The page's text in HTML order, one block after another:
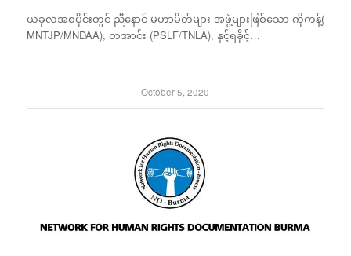
ယခုလအစပိုင်းတွင် ညီနောင် မဟာမိတ်များ အဖွဲ့များဖြစ်သော ကိုကန့်(
MNTJP/MNDAA), တအာင်း (PSLF/TNLA), နှင့်ရခိုင့်…
October 5, 2020